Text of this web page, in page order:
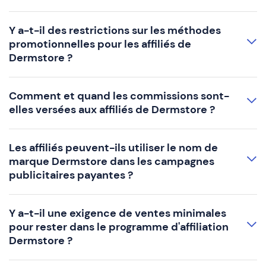
Y a-t-il des restrictions sur les méthodes
promotionnelles pour les affiliés de
Dermstore ?
Comment et quand les commissions sont-
elles versées aux affiliés de Dermstore ?
Les affiliés peuvent-ils utiliser le nom de
marque Dermstore dans les campagnes
publicitaires payantes ?
Y a-t-il une exigence de ventes minimales
pour rester dans le programme d'affiliation
Dermstore ?